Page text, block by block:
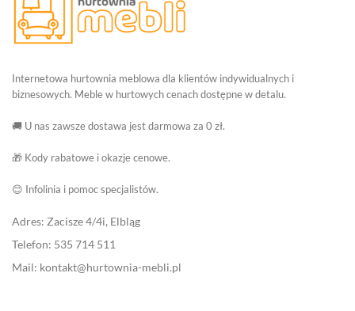
Internetowa hurtownia meblowa dla klientów indywidualnych i
biznesowych. Meble w hurtowych cenach dostępne w detalu.
🚚 U nas zawsze dostawa jest darmowa za 0 zł.
🎁 Kody rabatowe i okazje cenowe.
😊 Infolinia i pomoc specjalistów.
Adres: Zacisze 4/4i, Elbląg
Telefon: 535 714 511
Mail: kontakt@hurtownia-mebli.pl